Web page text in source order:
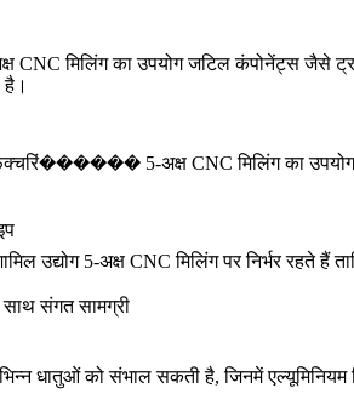
अक्ष CNC मिलिंग का उपयोग जटिल कंपोनेंट्स
है।
5-अक्ष CNC मिलिंग का उपयोग
शामिल उद्योग 5-अक्ष CNC मिलिंग पर निर्भर
संगत सामग्री
धातुओं को संभाल सकती है, जिनमेंएल्यूमिनियम